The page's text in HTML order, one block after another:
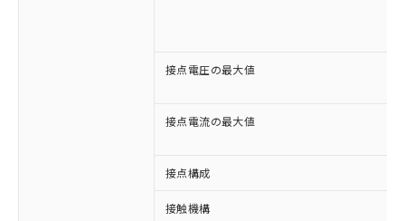
接点電圧の最大値
接点電流の最大値
接点構成
接触機構